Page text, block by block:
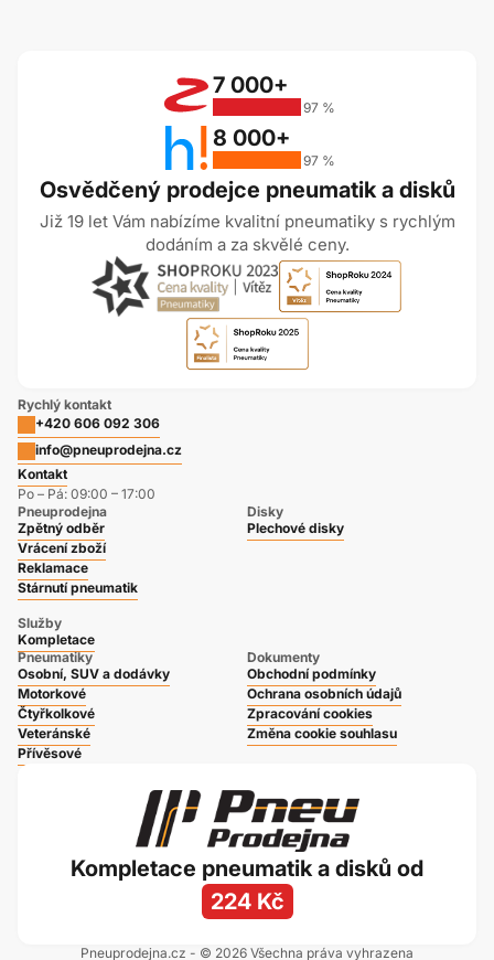
Osvědčený prodejce pneumatik a disků
Již 19 let Vám nabízíme kvalitní pneumatiky s rychlým
dodáním a za skvělé ceny.
7 000+
97 %
8 000+
97 %
Rychlý kontakt
+420 606 092 306
info@pneuprodejna.cz
Kontakt
Po – Pá: 09:00 – 17:00
Pneuprodejna
Zpětný odběr
Vrácení zboží
Reklamace
Stárnutí pneumatik
Služby
Kompletace
Disky
Plechové disky
Pneumatiky
Osobní, SUV a dodávky
Motorkové
Čtyřkolkové
Veteránské
Přívěsové
Dokumenty
Obchodní podmínky
Ochrana osobních údajů
Zpracování cookies
Změna cookie souhlasu
Kompletace pneumatik a disků od
224 Kč
Pneuprodejna.cz - © 2026 Všechna práva vyhrazena